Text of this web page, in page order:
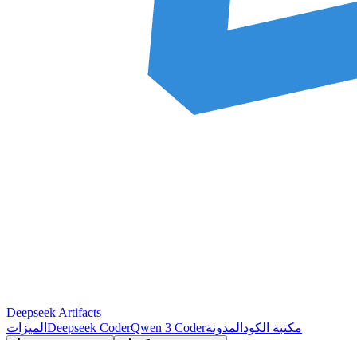
Deepseek Artifacts
الميزات Deepseek CoderQwen 3 Coder مكتبة الكود المدونة